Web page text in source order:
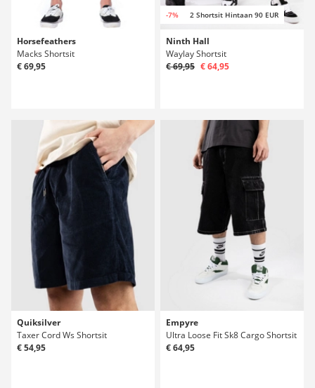
Horsefeathers
Macks Shortsit
€ 69,95
-7% 2 Shortsit Hintaan 90 EUR
Ninth Hall
Waylay Shortsit
€ 69,95 € 64,95
Quiksilver
Taxer Cord Ws Shortsit
€ 54,95
Empyre
Ultra Loose Fit Sk8 Cargo Shortsit
€ 64,95